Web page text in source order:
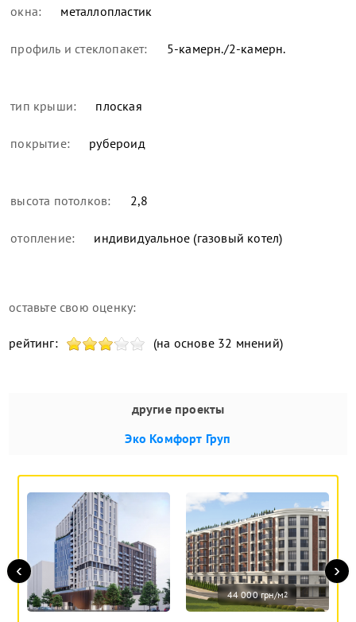
окна: металлопластик
профиль и стеклопакет: 5-камерн./2-камерн.
тип крыши: плоская
покрытие: рубероид
высота потолков: 2,8
отопление: индивидуальное (газовый котел)
оставьте свою оценку:
рейтинг: (на основе 32 мнений)
другие проекты
Эко Комфорт Груп
44 000 грн/м2
‹ ›